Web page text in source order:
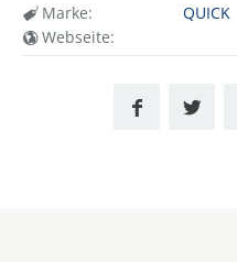
Marke:
QUICK
Webseite: